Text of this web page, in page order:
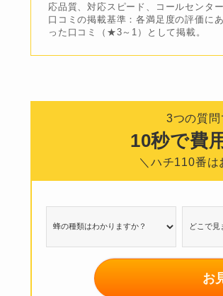
応品質、対応スピード、コールセンタ
口コミの掲載基準：各満足度の評価に
った口コミ（★3～1）として掲載。
3つの質問
10秒で費
＼ハチ110番は
お